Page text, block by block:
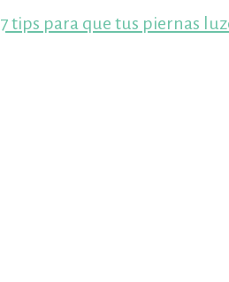
7 tips para que tus piernas